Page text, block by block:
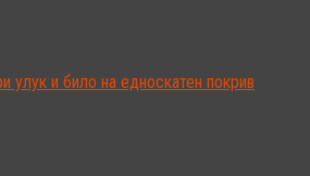
улук и било на едноскатен покрив